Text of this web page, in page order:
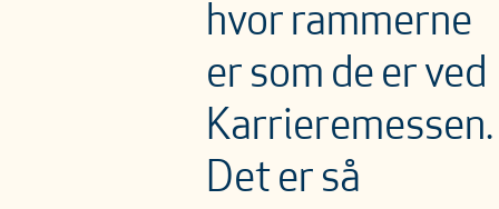
hvor rammerne
er som de er ved
Karrieremessen.
Det er så